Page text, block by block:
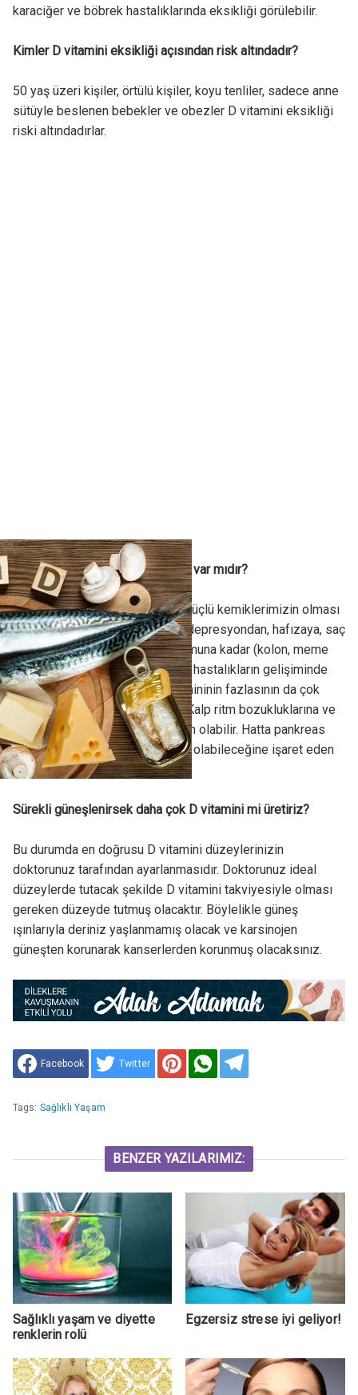
karaciğer ve böbrek hastalıklarında eksikliği görülebilir.
Kimler D vitamini eksikliği açısından risk altındadır?
50 yaş üzeri kişiler, örtülü kişiler, koyu tenliler, sadece anne
sütüyle beslenen bebekler ve obezler D vitamini eksikliği
riski altındadırlar.
D vitamini fazlası diye bir şey var mıdır?
D vitamini en çok sağlam ve güçlü kemiklerimizin olması
için önemlidir. Bunun yanında depresyondan, hafızaya, saç
dökülmesinden, kanser oluşumuna kadar (kolon, meme
başta olmak üzere) otoimmün hastalıkların gelişiminde
suçlanmaktadır. Ancak D vitamininin fazlasının da çok
zararlı olduğu hatırlanmalıdır. Kalp ritm bozukluklarına ve
böbrekte taş oluşumuna neden olabilir. Hatta pankreas
kanseri gibi kanserlere neden olabileceğine işaret eden
çalışmalar vardır.
Sürekli güneşlenirsek daha çok D vitamini mi üretiriz?
Bu durumda en doğrusu D vitamini düzeylerinizin
doktorunuz tarafından ayarlanmasıdır. Doktorunuz ideal
düzeylerde tutacak şekilde D vitamini takviyesiyle olması
gereken düzeyde tutmuş olacaktır. Böylelikle güneş
ışınlarıyla deriniz yaşlanmamış olacak ve karsinojen
güneşten korunarak kanserlerden korunmuş olacaksınız.
Facebook Twitter
Tags: Sağlıklı Yaşam
BENZER YAZILARIMIZ:
Sağlıklı yaşam ve diyette
renklerin rolü
Egzersiz strese iyi geliyor!